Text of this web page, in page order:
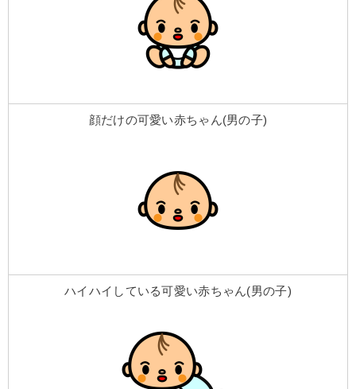
顔だけの可愛い赤ちゃん(男の子)
ハイハイしている可愛い赤ちゃん(男の子)